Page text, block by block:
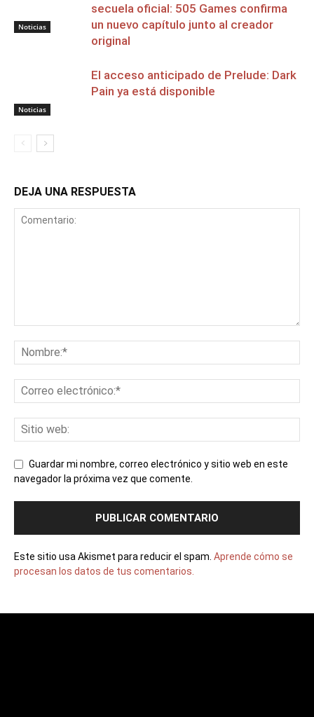
Noticias
secuela oficial: 505 Games confirma
un nuevo capítulo junto al creador
original
Noticias
El acceso anticipado de Prelude: Dark
Pain ya está disponible
DEJA UNA RESPUESTA
Guardar mi nombre, correo electrónico y sitio web en este
navegador la próxima vez que comente.
Este sitio usa Akismet para reducir el spam. Aprende cómo se
procesan los datos de tus comentarios.